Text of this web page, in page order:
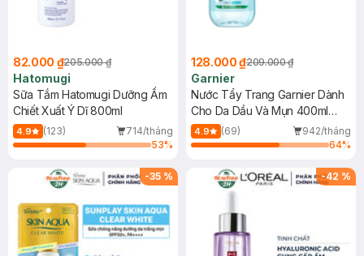
82.000 ₫205.000 ₫
Hatomugi
Sữa Tắm Hatomugi Dưỡng Ẩm
Chiết Xuất Ý Dĩ 800ml
4.9 (123)
714/tháng
53%
128.000 ₫209.000 ₫
Garnier
Nước Tẩy Trang Garnier Dành
Cho Da Dầu Và Mụn 400ml
(Mới)
4.9 (69)
942/tháng
64%
-35 % -42 %